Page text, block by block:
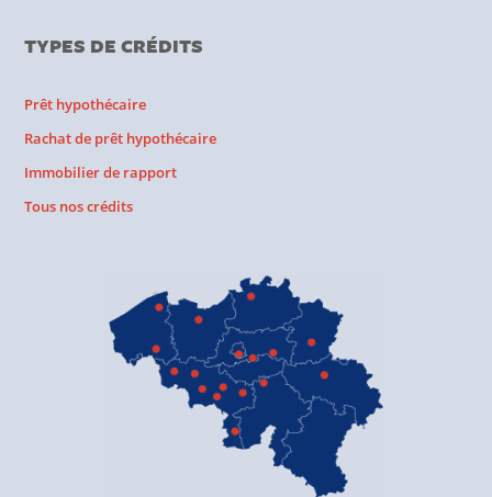
TYPES DE CRÉDITS
Prêt hypothécaire
Rachat de prêt hypothécaire
Immobilier de rapport
Tous nos crédits